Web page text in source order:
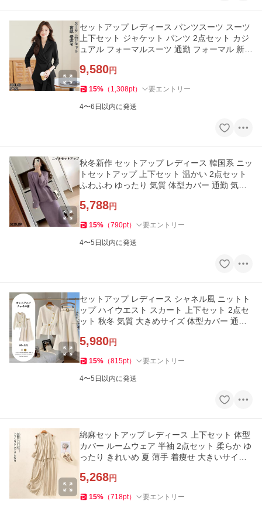
セットアップ レディース パンツスーツ スーツ
上下セット ジャケット パンツ 2点セット カジ
ュアル フォーマルスーツ 通勤 フォーマル 新卒
9,580円
15% （ 1,308pt） 要エントリー
4〜6日以内に発送
秋冬新作 セットアップ レディース 韓国系 ニッ
トセットアップ 上下セット 温かい 2点セット
ふわふわ ゆったり 気質 体型カバー 通勤 気品
5,788円
15% （790pt） 要エントリー
4〜5日以内に発送
セットアップ レディース シャネル風 ニットト
ップ ハイウエスト スカート 上下セット 2点セ
ット 秋冬 気質 大きめサイズ 体型カバー 通勤
5,980円
15% （815pt） 要エントリー
4〜5日以内に発送
綿麻セットアップ レディース 上下セット 体型
カバー ルームウェア 半袖 2点セット 柔らか ゆ
ったり きれいめ 夏 薄手 着痩せ 大きいサイズ
5,268円
15% （718pt） 要エントリー